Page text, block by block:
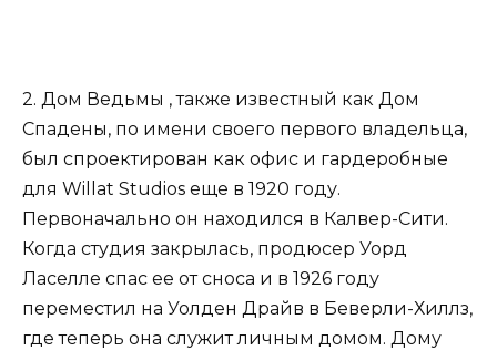
2. Дом Ведьмы , также известный как Дом
Спадены, по имени своего первого владельца,
был спроектирован как офис и гардеробные
для Willat Studios еще в 1920 году.
Первоначально он находился в Калвер-Сити.
Когда студия закрылась, продюсер Уорд
Ласелле спас ее от сноса и в 1926 году
переместил на Уолден Драйв в Беверли-Хиллз,
где теперь она служит личным домом. Дому